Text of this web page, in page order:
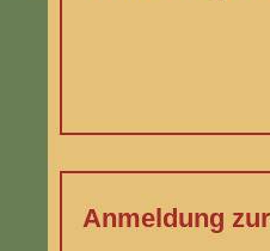
Anmeldung